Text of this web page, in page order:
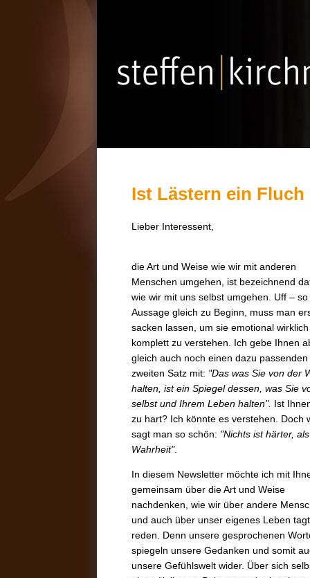
Ist Lästern ein Fluch
Lieber Interessent,
die Art und Weise wie wir mit anderen
Menschen umgehen, ist bezeichnend
wie wir mit uns selbst umgehen. Uff –
Aussage gleich zu Beginn, muss man
sacken lassen, um sie emotional wirklich
komplett zu verstehen. Ich gebe Ihnen
gleich auch noch einen dazu passenden
zweiten Satz mit: "Das was Sie von der
halten, ist ein Spiegel dessen, was Sie
selbst und Ihrem Leben halten". Ist
zu hart? Ich könnte es verstehen. Doch
sagt man so schön: "Nichts ist härter,
Wahrheit".
In diesem Newsletter möchte ich mit
gemeinsam über die Art und Weise
nachdenken, wie wir über andere
und auch über unser eigenes Leben
reden. Denn unsere gesprochenen
spiegeln unsere Gedanken und somit
unsere Gefühlswelt wider. Über sich